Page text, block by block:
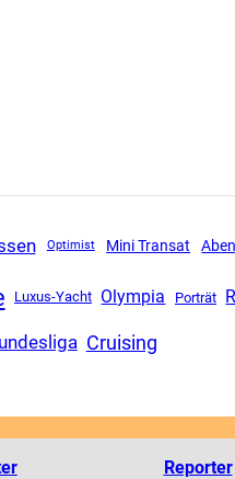
Optimist Mini Transat
Luxus-Yacht Olympia Porträt
Cruising
Reporter